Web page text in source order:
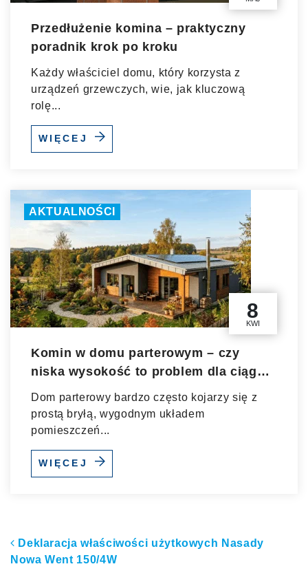
Przedłużenie komina – praktyczny
poradnik krok po kroku
Każdy właściciel domu, który korzysta z
urządzeń grzewczych, wie, jak kluczową
rolę...
WIĘCEJ
AKTUALNOŚCI
8
KWI
Komin w domu parterowym – czy
niska wysokość to problem dla ciągu,
bezpieczeństwa i sprawności
instalacji?
Dom parterowy bardzo często kojarzy się z
prostą bryłą, wygodnym układem
pomieszczeń...
WIĘCEJ
Nawigacja po artykułach
Deklaracja właściwości użytkowych Nasady
Nowa Went 150/4W